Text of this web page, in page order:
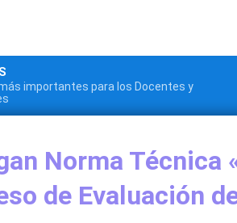
importantes para los Docentes y
Norma
de Evaluación